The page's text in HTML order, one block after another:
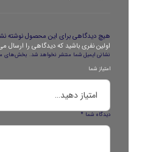
هیچ دیدگاهی برای این محصول نوشته
اولین نفری باشید که دیدگاهی را ارسال می
نشانی ایمیل شما منتشر نخواهد شد. بخش‌های
امتیاز شما
دیدگاه شما*